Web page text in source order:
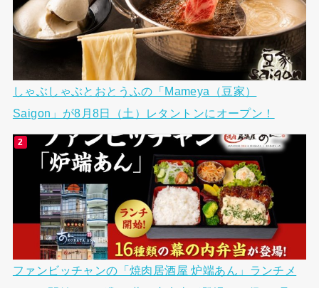
しゃぶしゃぶとおとうふの「Mameya（豆家）
Saigon」が8月8日（土）レタントンにオープン！
ファンビッチャンの「焼肉居酒屋 炉端あん」ランチメ